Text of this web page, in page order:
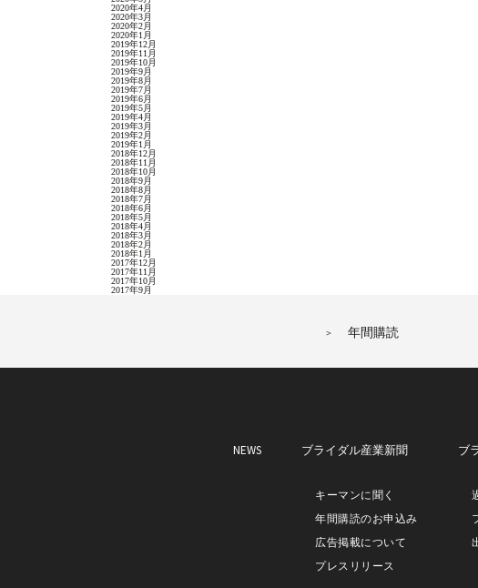
2020年4月
2020年3月
2020年2月
2020年1月
2019年12月
2019年11月
2019年10月
2019年9月
2019年8月
2019年7月
2019年6月
2019年5月
2019年4月
2019年3月
2019年2月
2019年1月
2018年12月
2018年11月
2018年10月
2018年9月
2018年8月
2018年7月
2018年6月
2018年5月
2018年4月
2018年3月
2018年2月
2018年1月
2017年12月
2017年11月
2017年10月
2017年9月
年間購読
NEWS ブライダル産業新聞
キーマンに聞く
年間購読のお申込み
広告掲載について
プレスリリース
ブ